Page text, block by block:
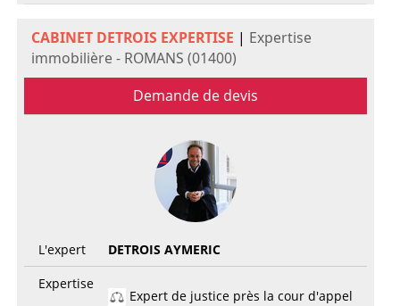
CABINET DETROIS EXPERTISE | Expertise
immobilière - ROMANS (01400)
Demande de devis
L'expert
DETROIS AYMERIC
Expertise
Expert de justice près la cour d'appel